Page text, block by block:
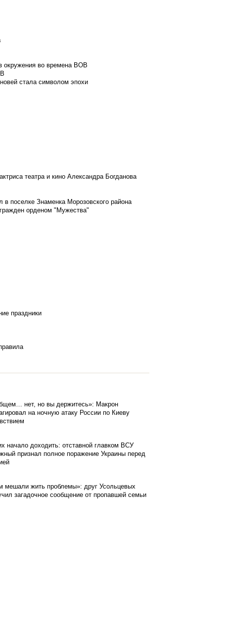
окружения во времена ВОВ
стала символом эпохи
театра и кино Александра Богданова
поселке Знаменка Морозовского района
орденом "Мужества"
праздники
нет, но вы держитесь»: Макрон
на ночную атаку России по Киеву
начало доходить: отставной главком ВСУ
признал полное поражение Украины перед
мешали жить проблемы»: друг Усольцевых
загадочное сообщение от пропавшей семьи